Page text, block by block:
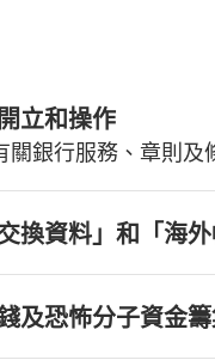
立和操作
關銀行服務、章則及
交換資料」和「海
及恐怖分子資金